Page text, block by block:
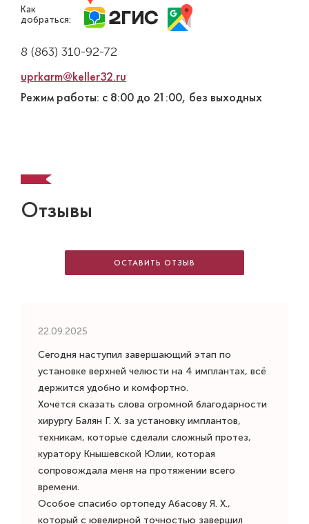
Как
добраться:
8 (863) 310-92-72
uprkarm@keller32.ru
Режим работы: с 8:00 до 21:00, без выходных
Отзывы
ОСТАВИТЬ ОТЗЫВ
22.09.2025
Сегодня наступил завершающий этап по
установке верхней челюсти на 4 имплантах, всё
держится удобно и комфортно.
Хочется сказать слова огромной благодарности
хирургу Балян Г. Х. за установку имплантов,
техникам, которые сделали сложный протез,
куратору Кнышевской Юлии, которая
сопровождала меня на протяжении всего
времени.
Особое спасибо ортопеду Абасову Я. Х.,
который с ювелирной точностью завершил